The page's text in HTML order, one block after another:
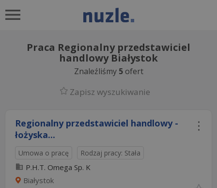
Praca Regionalny przedstawiciel
handlowy Białystok
Znaleźliśmy 5ofert
Zapisz wyszukiwanie
Regionalny przedstawiciel handlowy -
łożyska...
Umowa o pracę Rodzaj pracy: Stała
P.H.T. Omega Sp. K
Białystok